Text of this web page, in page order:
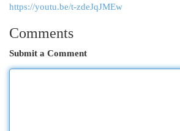
https://youtu.be/t-zdeJqJMEw
Comments
Submit a Comment